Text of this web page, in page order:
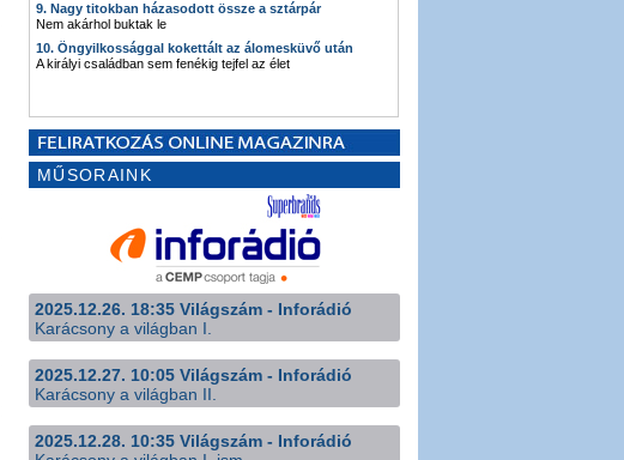
9. Nagy titokban házasodott össze a sztárpár
Nem akárhol buktak le
10. Öngyilkossággal kokettált az álomesküvő után
A királyi családban sem fenékig tejfel az élet
MŰSORAINK
2025.12.26. 18:35 Világszám - Inforádió
Karácsony a világban I.
2025.12.27. 10:05 Világszám - Inforádió
Karácsony a világban II.
2025.12.28. 10:35 Világszám - Inforádió